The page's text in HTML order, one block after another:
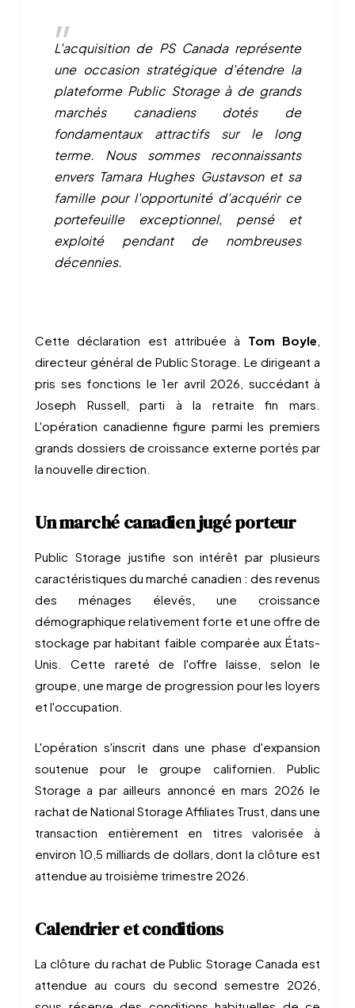
L'acquisition de PS Canada représente
une occasion stratégique d'étendre la
plateforme Public Storage à de grands
marchés canadiens dotés de
fondamentaux attractifs sur le long
terme. Nous sommes reconnaissants
envers Tamara Hughes Gustavson et sa
famille pour l'opportunité d'acquérir ce
portefeuille exceptionnel, pensé et
exploité pendant de nombreuses
décennies.
Cette déclaration est attribuée à Tom Boyle,
directeur général de Public Storage. Le dirigeant a
pris ses fonctions le 1er avril 2026, succédant à
Joseph Russell, parti à la retraite fin mars.
L'opération canadienne figure parmi les premiers
grands dossiers de croissance externe portés par
la nouvelle direction.
Un marché canadien jugé porteur
Public Storage justifie son intérêt par plusieurs
caractéristiques du marché canadien : des revenus
des ménages élevés, une croissance
démographique relativement forte et une offre de
stockage par habitant faible comparée aux États-
Unis. Cette rareté de l'offre laisse, selon le
groupe, une marge de progression pour les loyers
et l'occupation.
L'opération s'inscrit dans une phase d'expansion
soutenue pour le groupe californien. Public
Storage a par ailleurs annoncé en mars 2026 le
rachat de National Storage Affiliates Trust, dans une
transaction entièrement en titres valorisée à
environ 10,5 milliards de dollars, dont la clôture est
attendue au troisième trimestre 2026.
Calendrier et conditions
La clôture du rachat de Public Storage Canada est
attendue au cours du second semestre 2026,